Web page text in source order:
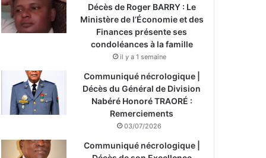
Décès de Roger BARRY : Le
Ministère de l’Économie et des
Finances présente ses
condoléances à la famille
il y a 1 semaine
Communiqué nécrologique |
Décès du Général de Division
Nabéré Honoré TRAORÉ :
Remerciements
03/07/2026
Communiqué nécrologique |